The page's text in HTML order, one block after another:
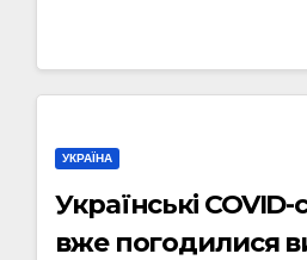
УКРАЇНА
Українські
вже погодилися